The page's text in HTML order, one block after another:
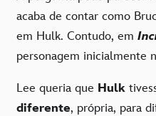
acaba de contar como
em Hulk. Contudo, em
personagem inicialmente
Lee queria que Hulk
diferente, própria, para